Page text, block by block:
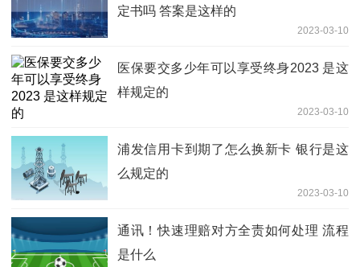
定书吗 答案是这样的
2023-03-10
医保要交多少年可以享受终身2023 是这
样规定的
2023-03-10
浦发信用卡到期了怎么换新卡 银行是这
么规定的
2023-03-10
通讯！快速理赔对方全责如何处理 流程
是什么